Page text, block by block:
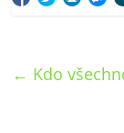
← Kdo